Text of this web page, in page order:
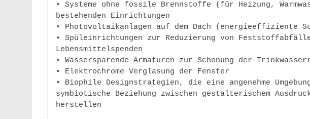
• Systeme ohne fossile Brennstoffe (für Heizung,
bestehenden Einrichtungen
• Photovoltaikanlagen auf dem Dach (energieeffiziente
• Spüleinrichtungen zur Reduzierung von
Lebensmittelspenden
• Wassersparende Armaturen zur Schonung der
• Elektrochrome Verglasung der Fenster
• Biophile Designstrategien, die eine angenehme
symbiotische Beziehung zwischen gestalterischem
herstellen